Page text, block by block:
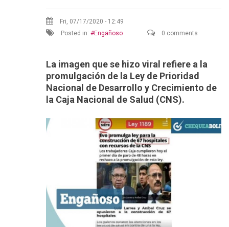
Fri, 07/17/2020 - 12:49
Posted in:
Engañoso 0 comments
La imagen que se hizo viral refiere a la
promulgación de la Ley de Prioridad
Nacional de Desarrollo y Crecimiento de
la Caja Nacional de Salud (CNS).